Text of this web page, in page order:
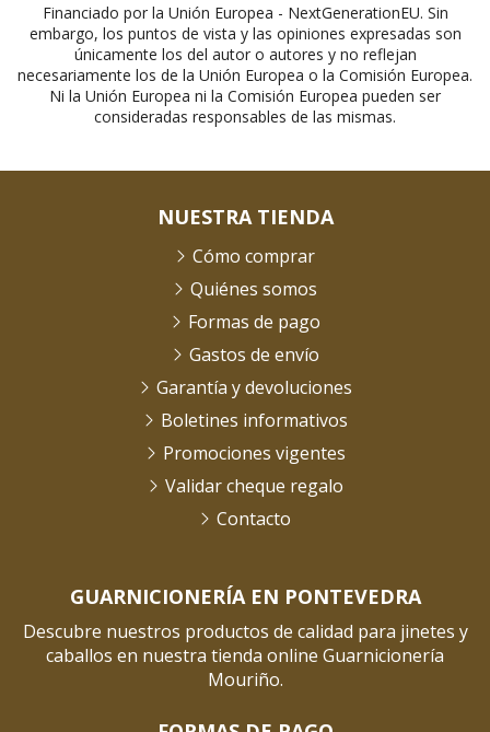
Financiado por la Unión Europea - NextGenerationEU. Sin
embargo, los puntos de vista y las opiniones expresadas son
únicamente los del autor o autores y no reflejan
necesariamente los de la Unión Europea o la Comisión Europea.
Ni la Unión Europea ni la Comisión Europea pueden ser
consideradas responsables de las mismas.
GUARNICIONERÍA EN PONTEVEDRA
Descubre nuestros productos de calidad para jinetes y
caballos en nuestra tienda online Guarnicionería
Mouriño.
NUESTRA TIENDA
Cómo comprar
Quiénes somos
Formas de pago
Gastos de envío
Garantía y devoluciones
Boletines informativos
Promociones vigentes
Validar cheque regalo
Contacto